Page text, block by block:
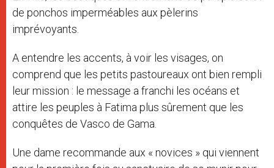
de ponchos imperméables aux pèlerins
imprévoyants.
A entendre les accents, à voir les visages, on
comprend que les petits pastoureaux ont bien rempli
leur mission : le message a franchi les océans et
attire les peuples à Fatima plus sûrement que les
conquêtes de Vasco de Gama.
Une dame recommande aux « novices » qui viennent